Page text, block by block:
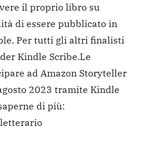
il proprio libro su
di essere pubblicato in
Per tutti gli altri finalisti
Kindle Scribe.Le
ad Amazon Storyteller
2023 tramite Kindle
di più: